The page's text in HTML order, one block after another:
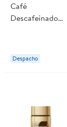
Café
Descafeinado
Despacho